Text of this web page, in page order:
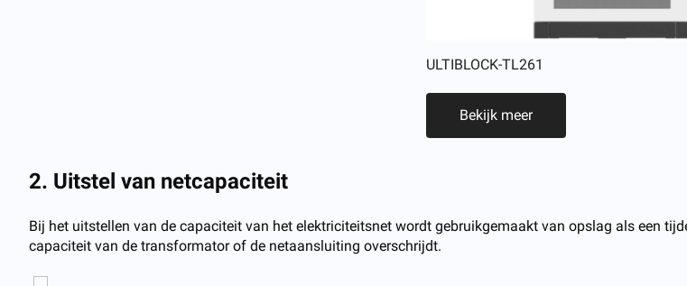
ULTIBLOCK-TL261
Bekijk meer
2. Uitstel van netcapaciteit
Bij het uitstellen van de capaciteit van het elektriciteitsnet wordt gebruikgemaakt van opslag als een
capaciteit van de transformator of de netaansluiting overschrijdt.